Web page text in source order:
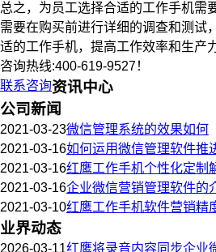
总之，为员工选择合适的工作手机需
需要在购买前进行详细的调查和测试
适的工作手机，提高工作效率和生产力
咨询热线:400-619-9527！
联系咨询资讯中心
公司新闻
2021-03-23微信管理系统的效果如何
2021-03-16如何运用微信管理软件推
2021-03-16红鹰工作手机个性化定制
2021-03-16企业微信营销管理软件的
2021-03-10红鹰工作手机软件营销精
业界动态
2026-03-11红鹰将录音内容同步企业